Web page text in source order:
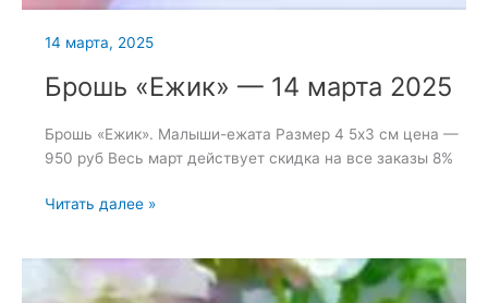
14 марта, 2025
Брошь «Ежик» — 14 марта 2025
Брошь «Ежик». Малыши-ежата Размер 4 5х3 см цена —
950 руб Весь март действует скидка на все заказы 8%
Брошь
марта
Читать далее »